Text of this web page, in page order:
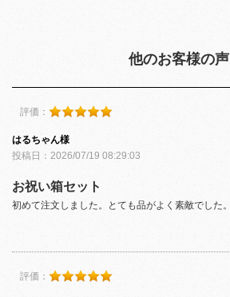
他のお客様の声
評価：
はるちゃん様
投稿日：2026/07/19 08:29:03
お祝い箱セット
初めて注文しました。とても品がよく素敵でした。
評価：